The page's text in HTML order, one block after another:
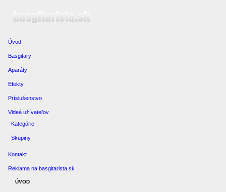
Úvod
Basgitary
Aparáty
Efekty
Príslušenstvo
Videá užívateľov
Kategórie
Skupiny
Kontakt
Reklama na basgitarista.sk
ÚVOD